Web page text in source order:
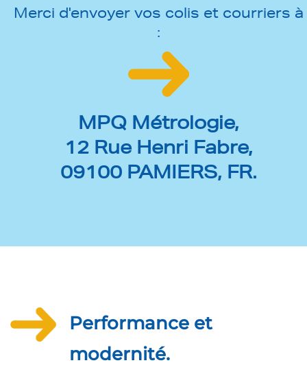
Merci d'envoyer vos colis et courriers à
:
MPQ Métrologie,
12 Rue Henri Fabre,
09100 PAMIERS, FR.
Performance et
modernité.